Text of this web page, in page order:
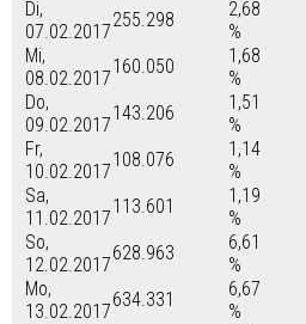
Di,
07.02.2017
255.298
2,68
%
Mi,
08.02.2017
160.050
1,68
%
Do,
09.02.2017
143.206
1,51
%
Fr,
10.02.2017
108.076
1,14
%
Sa,
11.02.2017
113.601
1,19
%
So,
12.02.2017
628.963
6,61
%
Mo,
13.02.2017
634.331
6,67
%